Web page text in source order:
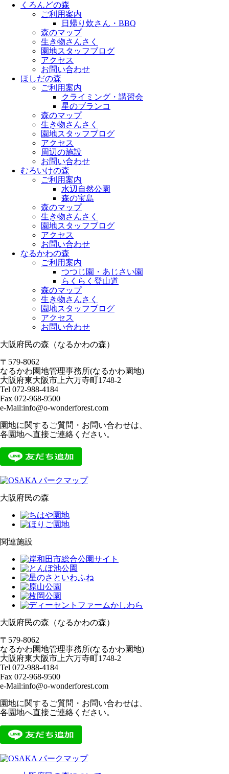
くろんどの森
ご利用案内
日帰り炊さん・BBQ
森のマップ
生き物さんさく
園地スタッフブログ
アクセス
お問い合わせ
ほしだの森
ご利用案内
クライミング・講習会
星のブランコ
森のマップ
生き物さんさく
園地スタッフブログ
アクセス
周辺の施設
お問い合わせ
むろいけの森
ご利用案内
水辺自然公園
森の宝島
森のマップ
生き物さんさく
園地スタッフブログ
アクセス
お問い合わせ
なるかわの森
ご利用案内
つつじ園・あじさい園
らくらく登山道
森のマップ
生き物さんさく
園地スタッフブログ
アクセス
お問い合わせ
大阪府民の森（なるかわの森）
〒579-8062
なるかわ園地管理事務所(なるかわ園地)
大阪府東大阪市上六万寺町1748-2
Tel 072-988-4184
Fax 072-968-9500
e-Mail:info@o-wonderforest.com
園地に関するご質問・お問い合わせは、
各園地へ直接ご連絡ください。
大阪府民の森
関連施設
大阪府民の森（なるかわの森）
〒579-8062
なるかわ園地管理事務所(なるかわ園地)
大阪府東大阪市上六万寺町1748-2
Tel 072-988-4184
Fax 072-968-9500
e-Mail:info@o-wonderforest.com
園地に関するご質問・お問い合わせは、
各園地へ直接ご連絡ください。